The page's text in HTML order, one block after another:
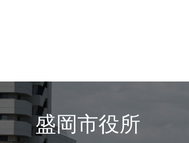
盛岡市役所